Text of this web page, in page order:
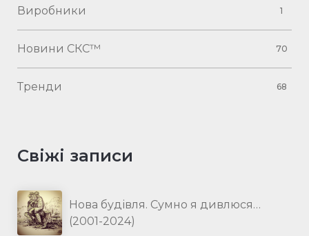
Виробники 1
Новини СКС™ 70
Тренди 68
Свіжі записи
Нова будівля. Сумно я дивлюся…
(2001-2024)